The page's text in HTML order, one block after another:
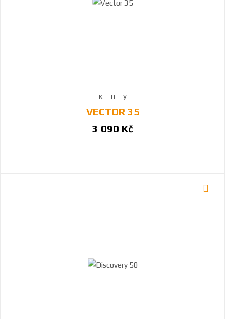
VECTOR 35
3 090 Kč